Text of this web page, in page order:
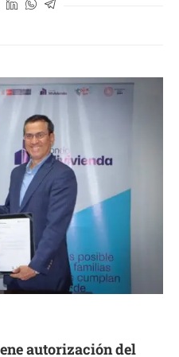
autorización del